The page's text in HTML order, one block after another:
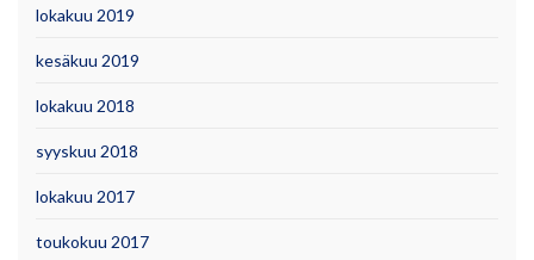
lokakuu 2019
kesäkuu 2019
lokakuu 2018
syyskuu 2018
lokakuu 2017
toukokuu 2017